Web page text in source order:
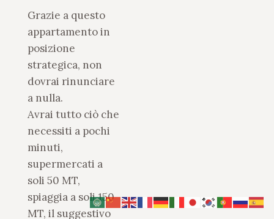
Grazie a questo
appartamento in
posizione
strategica, non
dovrai rinunciare
a nulla.
Avrai tutto ciò che
necessiti a pochi
minuti,
supermercati a
soli 50 MT,
spiaggia a soli 150
MT, il suggestivo